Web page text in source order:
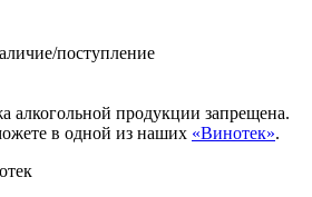
поступление
алкогольной продукции запрещена.
в одной из наших «Винотек».